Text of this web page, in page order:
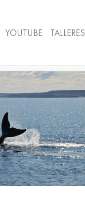
YOUTUBE TALLERES